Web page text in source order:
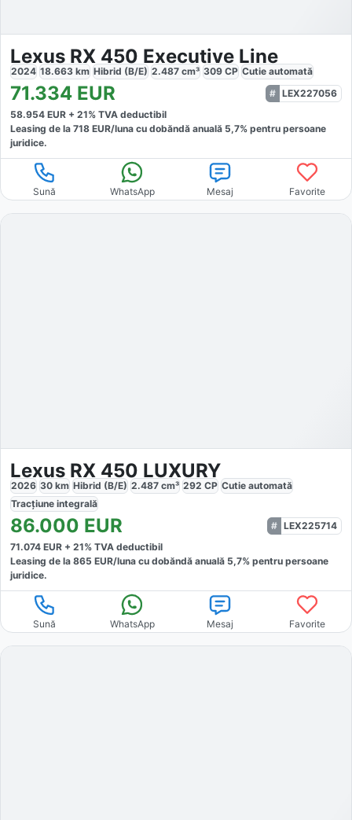
Lexus RX 450 Executive Line
2024 18.663 km Hibrid (B/E) 2.487 cm³ 309 CP Cutie automată
71.334 EUR
LEX227056
58.954 EUR + 21% TVA deductibil
Leasing de la 718 EUR/luna cu dobăndă anuală 5,7% pentru persoane
juridice.
Sună WhatsApp Mesaj Favorite
Lexus RX 450 LUXURY
2026 30 km Hibrid (B/E) 2.487 cm³ 292 CP Cutie automată
Tracțiune integrală
86.000 EUR
LEX225714
71.074 EUR + 21% TVA deductibil
Leasing de la 865 EUR/luna cu dobăndă anuală 5,7% pentru persoane
juridice.
Sună WhatsApp Mesaj Favorite